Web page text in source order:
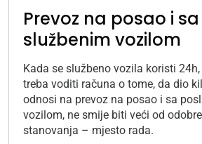
Prevoz na posao i
službenim vozilom
Kada se službeno vozila koristi
treba voditi računa o tome, da dio
odnosi na prevoz na posao i sa
vozilom, ne smije biti veći od
stanovanja – mjesto rada.